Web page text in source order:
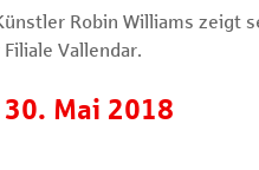
Robin Williams zeigt
Vallendar.
Mai 2018